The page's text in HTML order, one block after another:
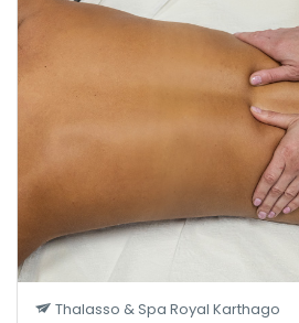
Thalasso & Spa Royal Karthago